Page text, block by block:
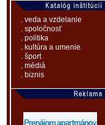
. veda a vzdelanie
. spoločnosť
. politika
. kultúra a umenie
. šport
. médiá
. biznis